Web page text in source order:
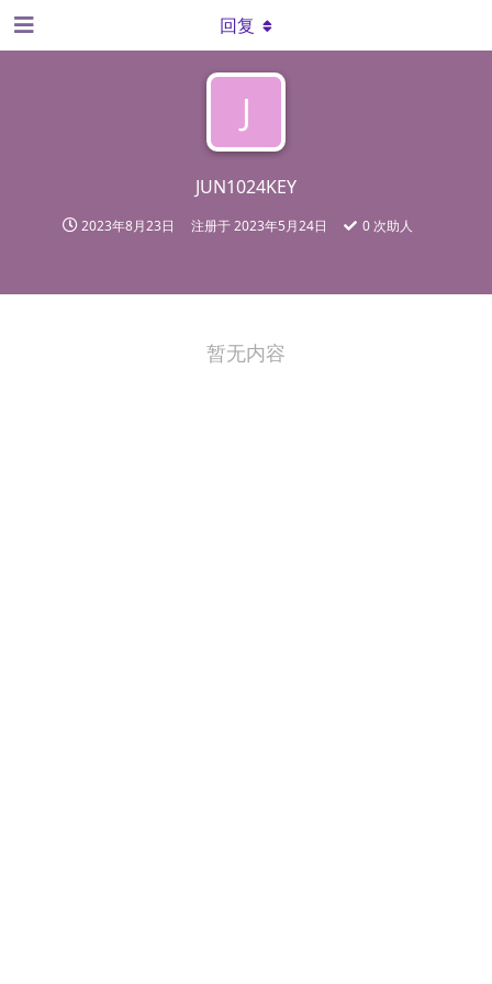
J
JUN1024KEY
2023年8月23日 注册于2023年5月24日 0 次助人
回复
暂无内容